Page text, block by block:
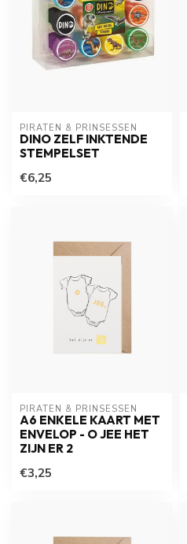
PIRATEN & PRINSESSEN
DINO ZELF INKTENDE
STEMPELSET
€6,25
PIRATEN & PRINSESSEN
A6 ENKELE KAART MET
ENVELOP - O JEE HET
ZIJN ER 2
€3,25